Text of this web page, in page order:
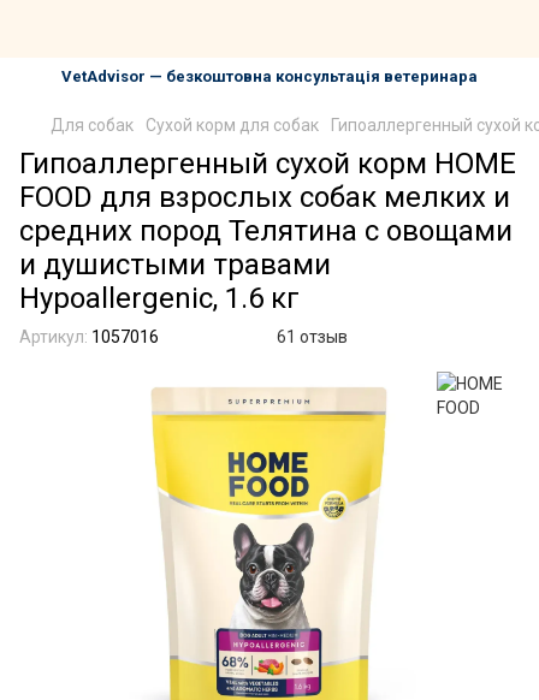
VetAdvisor — безкоштовна консультація ветеринара
Для собак Сухой корм для собак Гипоаллергенный сухой
Гипоаллергенный сухой корм HOME
FOOD для взрослых собак мелких и
средних пород Телятина с овощами
и душистыми травами
Hypoallergenic, 1.6 кг
Артикул: 1057016 61 отзыв